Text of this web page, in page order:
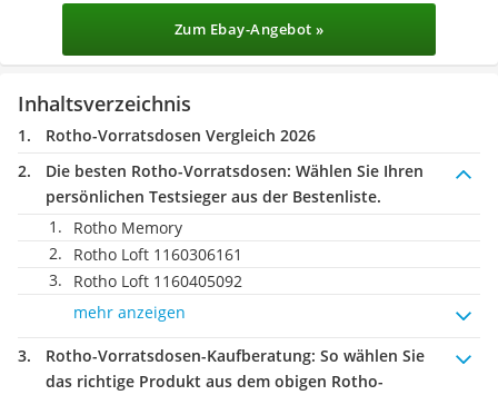
Zum Ebay-Angebot »
Inhaltsverzeichnis
Rotho-Vorratsdosen Vergleich 2026
Die besten Rotho-Vorratsdosen: Wählen Sie Ihren
persönlichen Testsieger aus der Bestenliste.
Rotho Memory
Rotho Loft 1160306161
Rotho Loft 1160405092
mehr anzeigen
Rotho-Vorratsdosen-Kaufberatung: So wählen Sie
das richtige Produkt aus dem obigen Rotho-